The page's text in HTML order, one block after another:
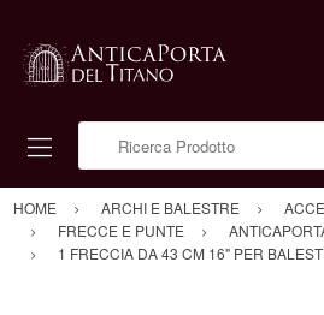
HOME ARCHI E BALESTRE
FRECCE E PUNTE
1 FRECCIA DA 43 CM 16" PER